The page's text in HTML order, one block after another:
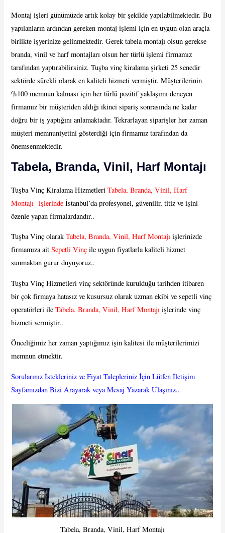
Montaj işleri günümüzde artık kolay bir şekilde yapılabilmektedir. Bu
yapılanların ardından gereken montaj işlemi için en uygun olan araçla
birlikte işyerinize gelinmektedir. Gerek tabela montajı olsun gerekse
branda, vinil ve harf montajları olsun her türlü işlemi firmamız
tarafından yaptırabilirsiniz. Tuşba vinç kiralama şirketi 25 senedir
sektörde sürekli olarak en kaliteli hizmeti vermiştir. Müşterilerinin
%100 memnun kalması için her türlü pozitif yaklaşımı deneyen
firmamız bir müşteriden aldığı ikinci sipariş sonrasında ne kadar
doğru bir iş yaptığını anlamaktadır. Tekrarlayan siparişler her zaman
müşteri memnuniyetini gösterdiği için firmamız tarafından da
önemsenmektedir.
Tabela, Branda, Vinil, Harf Montajı
Tuşba Vinç Kiralama HizmetleriTabela, Branda, Vinil, Harf
Montajı işlerinde İstanbul’da profesyonel, güvenilir, titiz ve işini
özenle yapan firmalardandır..
Tuşba Vinç olarakTabela, Branda, Vinil, Harf Montajı işlerinizde
firmamıza aitSepetli Vinçile uygun fiyatlarla kaliteli hizmet
sunmaktan gurur duyuyoruz..
Tuşba Vinç Hizmetleri vinç sektöründe kurulduğu tarihden itibaren
bir çok firmaya hatasız ve kusursuz olarak uzman ekibi ve sepetli vinç
operatörleri ileTabela, Branda, Vinil, Harf Montajıişlerinde vinç
hizmeti vermiştir..
Önceliğimiz her zaman yaptığımız işin kalitesi ile müşterilerimizi
memnun etmektir.
Sorularınız İstekleriniz ve Fiyat Talepleriniz İçin Lütfen İletişim
Sayfamızdan Bizi Arayarak veya Mesaj Yazarak Ulaşınız..
Tabela, Branda, Vinil, Harf Montajı